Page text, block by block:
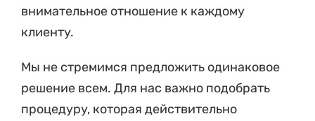
внимательное отношение к каждому
клиенту.
Мы не стремимся предложить одинаковое
решение всем. Для нас важно подобрать
процедуру, которая действительно